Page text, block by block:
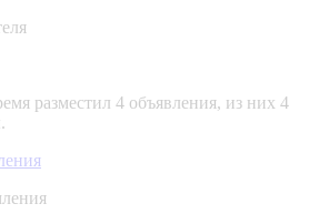
разместил 4 объявления, из них 4